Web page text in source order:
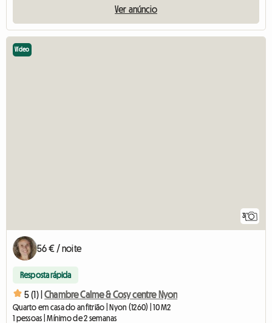
Ver anúncio
3
Vídeo
56 € / noite
Resposta rápida
5 (1) | Chambre Calme & Cosy centre Nyon
Quarto em casa do anfitrião | Nyon (1260) | 10 M2
1 pessoas | Mínimo de 2 semanas